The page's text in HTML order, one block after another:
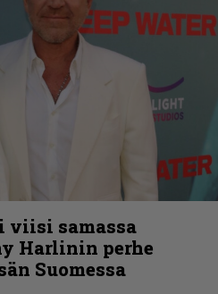
viisi samassa
Harlinin perhe
Suomessa